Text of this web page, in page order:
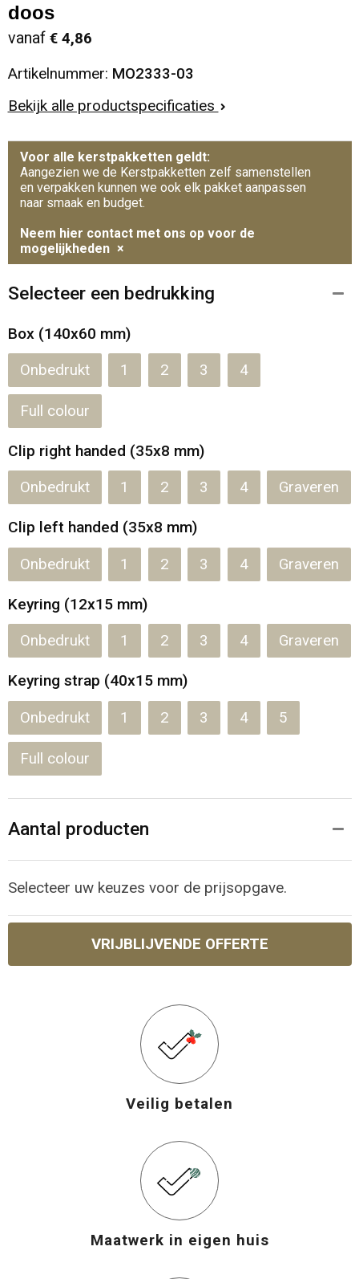
doos
vanaf € 4,86
Artikelnummer: MO2333-03
Bekijk alle productspecificaties
Voor alle kerstpakketten geldt:
Aangezien we de Kerstpakketten zelf samenstellen
en verpakken kunnen we ook elk pakket aanpassen
naar smaak en budget.
Neem hier contact met ons op voor de
mogelijkheden ×
Selecteer een bedrukking
Box (140x60 mm)
Onbedrukt 1 2 3 4
Full colour
Clip right handed (35x8 mm)
Onbedrukt 1 2 3 4 Graveren
Clip left handed (35x8 mm)
Onbedrukt 1 2 3 4 Graveren
Keyring (12x15 mm)
Onbedrukt 1 2 3 4 Graveren
Keyring strap (40x15 mm)
Onbedrukt 1 2 3 4 5
Full colour
Aantal producten
Selecteer uw keuzes voor de prijsopgave.
VRIJBLIJVENDE OFFERTE
Veilig betalen
Maatwerk in eigen huis